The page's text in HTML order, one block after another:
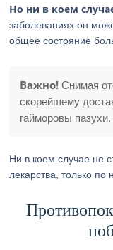
Но ни в коем
заболеваниях он
общее состояние
Важно! Снимая
скорейшему
гайморовы пазухи.
Ни в коем случае не
лекарства, только по